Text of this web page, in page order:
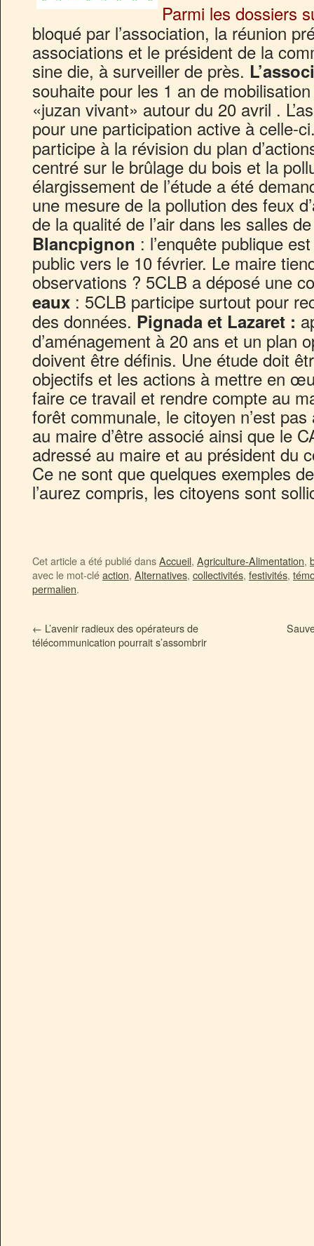
Parmi les dossiers
bloqué par l’association, la réunion
associations et le président de la
sine die, à surveiller de près.
souhaite pour les 1 an de
«juzan vivant» autour du 20 avril .
pour une participation active à celle-
participe à la révision du plan
centré sur le brûlage du bois et la
élargissement de l’étude a été
une mesure de la pollution des feux
de la qualité de l’air dans les salles
Blancpignon : l’enquête publique
public vers le 10 février. Le maire
observations ? 5CLB a déposé une
eaux : 5CLB participe surtout pour
des données. Pignada et Lazaret :
d’aménagement à 20 ans et un plan
doivent être définis. Une étude doit
objectifs et les actions à mettre en
faire ce travail et rendre compte au
forêt communale, le citoyen n’est
au maire d’être associé ainsi que le
adressé au maire et au président du
Ce ne sont que quelques exemples
l’aurez compris, les citoyens sont
Cet article a été publié dansAccueil, Agriculture-Alimentation,
avec le mot-cléaction, Alternatives, collectivités, festivités,
permalien.
← L’avenir radieux des opérateurs de
télécommunication pourrait s’assombrir